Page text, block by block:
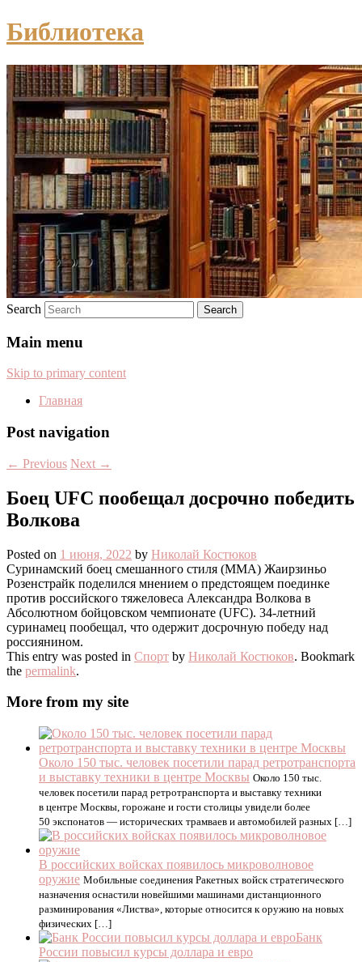
Библиотека
Search
Main menu
Skip to primary content
Главная
Post navigation
← Previous Next →
Боец UFC пообещал досрочно победить
Волкова
Posted on 1 июня, 2022 by Николай Костюков
Суринамский боец смешанного стиля (MMA) Жаирзиньо
Розенстрайк поделился мнением о предстоящем поединке
против российского тяжеловеса Александра Волкова в
Абсолютном бойцовском чемпионате (UFC). 34-летний
суринамец пообещал, что одержит досрочную победу над
россиянином.
This entry was posted in Спорт by Николай Костюков. Bookmark
the permalink.
More from my site
Около 150 тыс. человек посетили парад ретротранспорта
и выставку техники в центре Москвы Около 150 тыс.
человек посетили парад ретротранспорта и выставку техники
в центре Москвы, горожане и гости столицы увидели более
50 экспонатов — исторических трамваев и автомобилей разных […]
В российских войсках появилось микроволновое
оружие Мобильные соединения Ракетных войск стратегического
назначения оснастили новейшими машинами дистанционного
разминирования «Листва», которые относится к оружию на новых
физических […]
Банк
России повысил курсы доллара и евро